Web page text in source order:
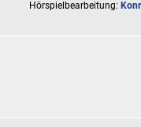
Hörspielbearbeitung: